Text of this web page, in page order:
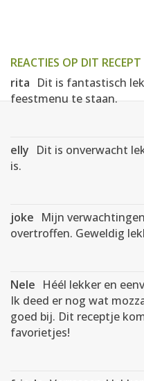
REACTIES OP DIT RECEPT
rita Dit is fantastisch
feestmenu te staan.
elly Dit is onverwacht
is.
joke Mijn
overtroffen. Geweldig
Nele Héél lekker en
Ik deed er nog wat
goed bij. Dit receptje
favorietjes!